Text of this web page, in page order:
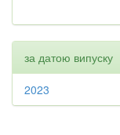
за датою випуску
2023